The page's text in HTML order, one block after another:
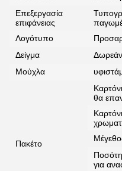
Επεξεργασία
επιφάνειας
Λογότυπο
Δείγμα
Μούχλα
Πακέτο
θα
για